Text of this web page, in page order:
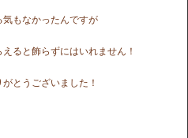
もなかったんですが
ると飾らずにはいれません！
とうございました！